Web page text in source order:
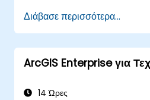
Εκτελούν προχωρημένες
και εργασίες
Αυτοματοποιούν ροές
χρησιμοποιώντας το
Διάβασε περισσότερα...
ArcGIS Enterprise για
14 Ώρες